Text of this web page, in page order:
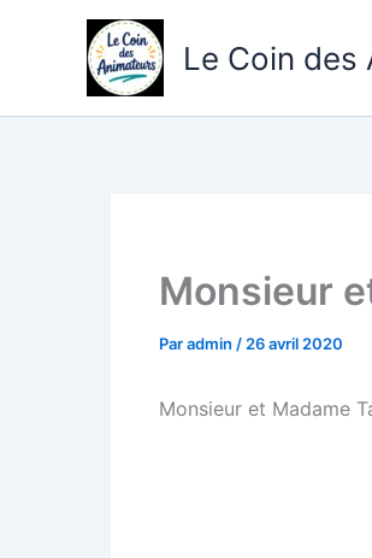
Le Coin des
Monsieur
Paradmin / 26 avril 2020
Monsieur et Madame